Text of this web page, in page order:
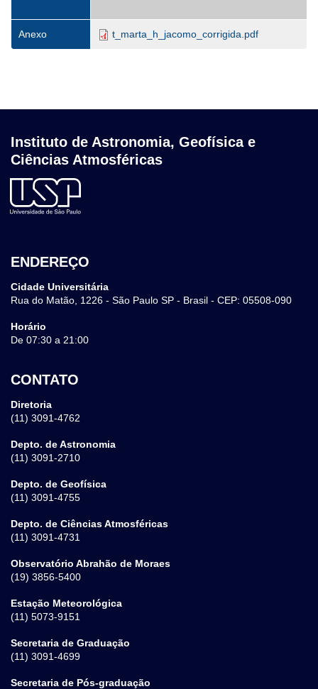
Anexo t_marta_h_jacomo_corrigida.pdf
Instituto de Astronomia, Geofísica e
Ciências Atmosféricas
ENDEREÇO
Cidade Universitária
Rua do Matão, 1226 - São Paulo SP - Brasil - CEP: 05508-090
Horário
De 07:30 a 21:00
CONTATO
Diretoria
(11) 3091-4762
Depto. de Astronomia
(11) 3091-2710
Depto. de Geofísica
(11) 3091-4755
Depto. de Ciências Atmosféricas
(11) 3091-4731
Observatório Abrahão de Moraes
(19) 3856-5400
Estação Meteorológica
(11) 5073-9151
Secretaria de Graduação
(11) 3091-4699
Secretaria de Pós-graduação